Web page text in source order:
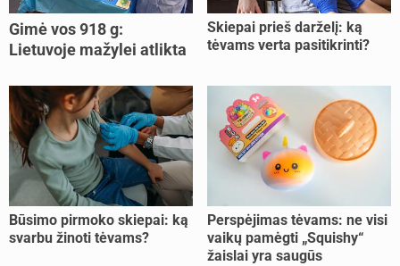
Gimė vos 918 g:
Lietuvoje mažylei atlikta
Skiepai prieš darželį: ką
tėvams verta pasitikrinti?
Būsimo pirmoko skiepai: ką
svarbu žinoti tėvams?
Perspėjimas tėvams: ne visi
vaikų pamėgti „Squishy“
žaislai yra saugūs